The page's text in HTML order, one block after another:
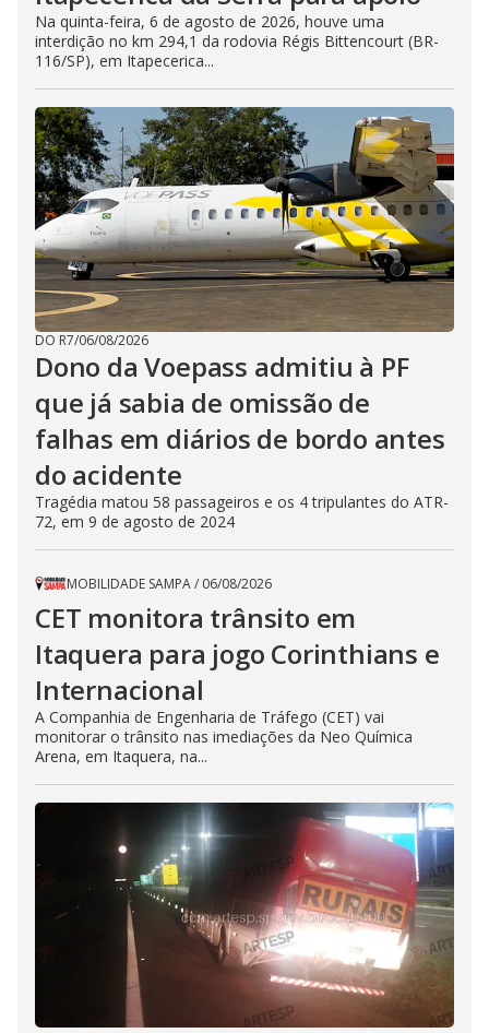
Na quinta-feira, 6 de agosto de 2026, houve uma
interdição no km 294,1 da rodovia Régis Bittencourt (BR-
116/SP), em Itapecerica...
DO R7/06/08/2026
Dono da Voepass admitiu à PF
que já sabia de omissão de
falhas em diários de bordo antes
do acidente
Tragédia matou 58 passageiros e os 4 tripulantes do ATR-
72, em 9 de agosto de 2024
MOBILIDADE SAMPA/ 06/08/2026
CET monitora trânsito em
Itaquera para jogo Corinthians e
Internacional
A Companhia de Engenharia de Tráfego (CET) vai
monitorar o trânsito nas imediações da Neo Química
Arena, em Itaquera, na...